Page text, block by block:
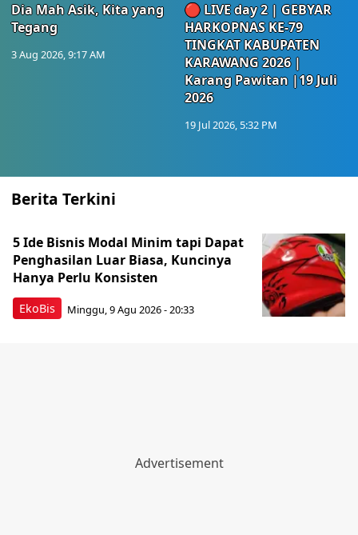
Dia Mah Asik, Kita yang
Tegang
3 Aug 2026, 9:17 AM
🔴 LIVE day 2 | GEBYAR
HARKOPNAS KE-79
TINGKAT KABUPATEN
KARAWANG 2026 |
Karang Pawitan |19 Juli
2026
19 Jul 2026, 5:32 PM
Berita Terkini
EkoBis
5 Ide Bisnis Modal Minim tapi Dapat
Penghasilan Luar Biasa, Kuncinya
Hanya Perlu Konsisten
Minggu, 9 Agu 2026 - 20:33